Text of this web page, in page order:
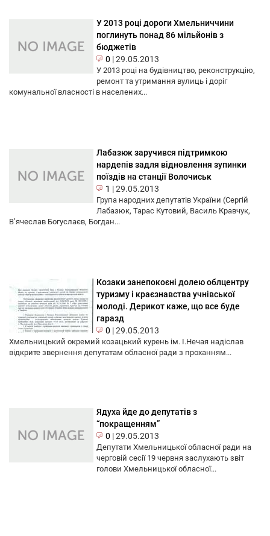
У 2013 році дороги Хмельниччини
поглинуть понад 86 мільйонів з
бюджетів
0 |29.05.2013
У 2013 році на будівництво, реконструкцію,
ремонт та утримання вулиць і доріг
комунальної власності в населених...
Лабазюк заручився підтримкою
нардепів задля відновлення зупинки
поїздів на станції Волочиськ
1 |29.05.2013
Група народних депутатів України (Сергій
Лабазюк, Тарас Кутовий, Василь Кравчук,
В’ячеслав Богуслаєв, Богдан...
Козаки занепокоєні долею облцентру
туризму і краєзнавства учнівської
молоді. Дерикот каже, що все буде
гаразд
0 |29.05.2013
Хмельницький окремий козацький курень ім. І.Нечая надіслав
відкрите звернення депутатам обласної ради з проханням...
Ядуха йде до депутатів з
“покращенням”
0 |29.05.2013
Депутати Хмельницької обласної ради на
черговій сесії 19 червня заслухають звіт
голови Хмельницької обласної...